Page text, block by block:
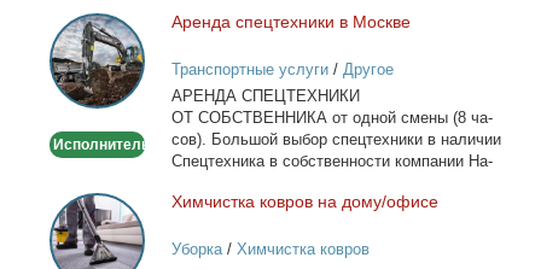
Аренда
спецтехники
в
Москве
Исполнитель
Арен­да спец­тех­ни­ки в Москве
Транспортные услуги/ Другое
АРЕНДА СПЕЦТЕХНИКИ
ОТ СОБСТВЕННИКА от од­ной сме­ны (8 ча­
сов). Боль­шой вы­бор спец­тех­ни­ки в на­ли­чии
Спец­тех­ни­ка в соб­ствен­но­сти ком­па­нии На­
Химчистка
ковров
на
Хим­чист­ка ков­ров на до­му/офи­се
Уборка/ Химчистка ковров